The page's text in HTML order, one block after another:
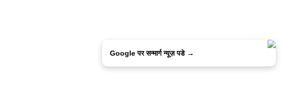
Google पर सन्मार्ग न्यूज़ पडे →